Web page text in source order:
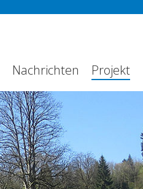
Nachrichten Projekt